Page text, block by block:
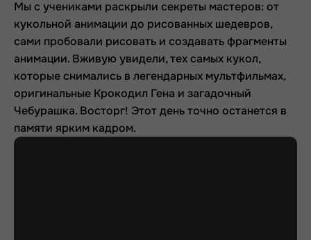
Мы с учениками раскрыли секреты мастеров: от
кукольной анимации до рисованных шедевров,
сами пробовали рисовать и создавать фрагменты
анимации. Вживую увидели, тех самых кукол,
которые снимались в легендарных мультфильмах,
оригинальные Крокодил Гена и загадочный
Чебурашка. Восторг! Этот день точно останется в
памяти ярким кадром.